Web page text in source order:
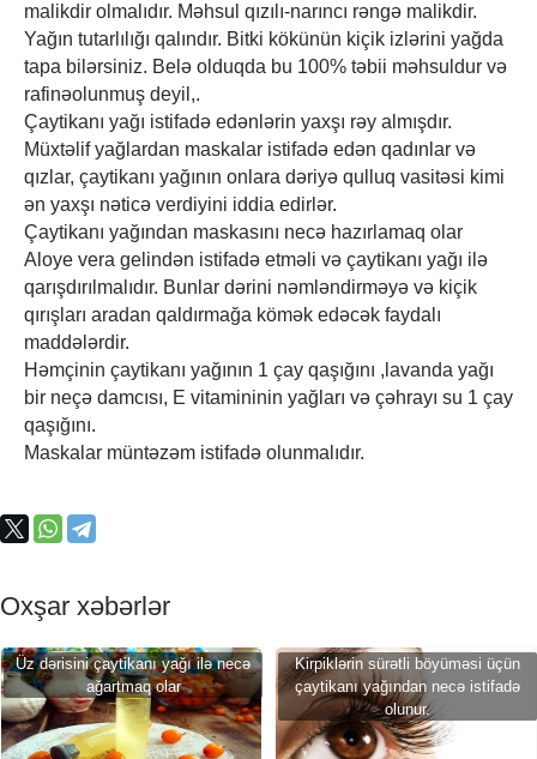
malikdir olmalıdır. Məhsul qızılı-narıncı rəngə malikdir.
Yağın tutarlılığı qalındır. Bitki kökünün kiçik izlərini yağda
tapa bilərsiniz. Belə olduqda bu 100% təbii məhsuldur və
rafinəolunmuş deyil,.
Çaytikanı yağı istifadə edənlərin yaxşı rəy almışdır.
Müxtəlif yağlardan maskalar istifadə edən qadınlar və
qızlar, çaytikanı yağının onlara dəriyə qulluq vasitəsi kimi
ən yaxşı nəticə verdiyini iddia edirlər.
Çaytikanı yağından maskasını necə hazırlamaq olar
Aloye vera gelindən istifadə etməli və çaytikanı yağı ilə
qarışdırılmalıdır. Bunlar dərini nəmləndirməyə və kiçik
qırışları aradan qaldırmağa kömək edəcək faydalı
maddələrdir.
Həmçinin çaytikanı yağının 1 çay qaşığını ,lavanda yağı
bir neçə damcısı, E vitamininin yağları və çəhrayı su 1 çay
qaşığını.
Maskalar müntəzəm istifadə olunmalıdır.
Oxşar xəbərlər
Üz dərisini çaytikanı yağı ilə necə
ağartmaq olar
Kirpiklərin sürətli böyüməsi üçün
çaytikanı yağından necə istifadə
olunur.